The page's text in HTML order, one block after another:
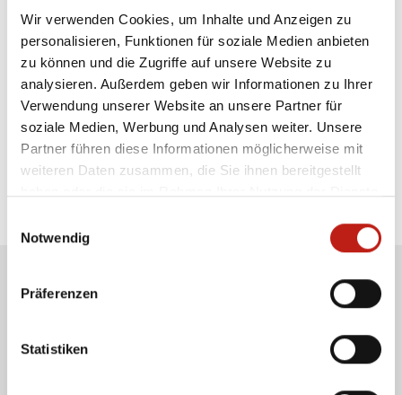
Wir verwenden Cookies, um Inhalte und Anzeigen zu
personalisieren, Funktionen für soziale Medien anbieten
zu können und die Zugriffe auf unsere Website zu
analysieren. Außerdem geben wir Informationen zu Ihrer
Verwendung unserer Website an unsere Partner für
soziale Medien, Werbung und Analysen weiter. Unsere
Partner führen diese Informationen möglicherweise mit
weiteren Daten zusammen, die Sie ihnen bereitgestellt
Notwendig
Präferenzen
Statistiken
Es wurden keine Suchergebnisse gefunden, bitte
wählen Sie einen anderen Monat, Kategorie,
Suchbegriff, Ort oder eine andere Region aus.
Die Verantwortung für die sachliche Richtigkeit der
Angaben liegt bei den Veranstaltern.
Zugang für Veranstalter